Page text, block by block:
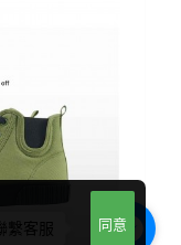
同意
聯繫客服